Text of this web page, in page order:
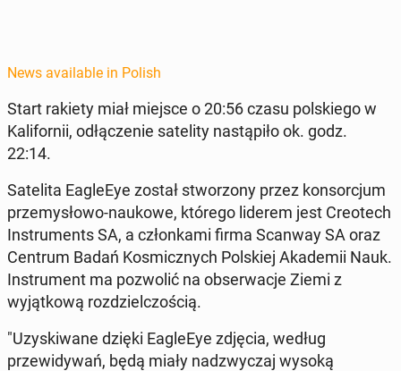
News available in Polish
Start rakiety miał miejsce o 20:56 czasu pol­skiego w
Kali­fornii, odłącze­nie satelity nastąpiło ok. godz.
22:14.
Satelita Ea­gle­Eye został stwor­zony przez kon­sor­cjum
prze­mysłowo-naukowe, którego liderem jest Creotech
In­stru­ments SA, a członka­mi firma Scanway SA oraz
Centrum Badań Kos­micznych Pol­skiej Akademii Nauk.
In­stru­ment ma poz­wolić na ob­serwac­je Ziemi z
wyjątkową rozdziel­czoś­cią.
"Uzyski­wane dzięki Ea­gle­Eye zdjęcia, według
przewidy­wań, będą miały nadzwyczaj wysoką